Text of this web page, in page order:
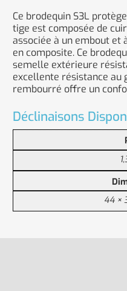
Ce brodequin S3L
tige est composée de
associée à un embout
en composite. Ce
semelle extérieure
excellente résistance au
rembourré offre un
Déclinaisons
44 ×